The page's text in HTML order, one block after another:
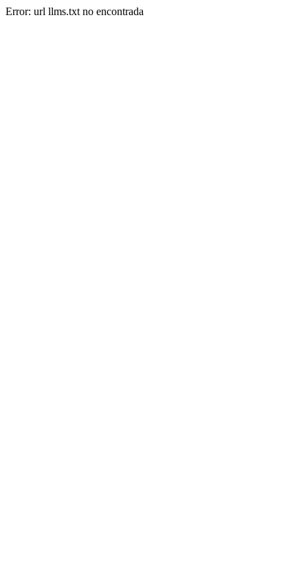
Error: url llms.txt no encontrada